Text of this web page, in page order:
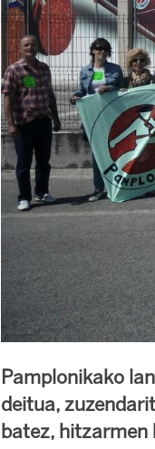
Pamplonikako
deitua,
batez,